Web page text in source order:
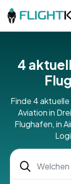
4
Finde 4
Aviation in
Flughafen, in